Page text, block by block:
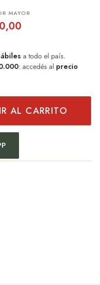
MAYOR
a todo el país.
: accedés al precio
AL CARRITO